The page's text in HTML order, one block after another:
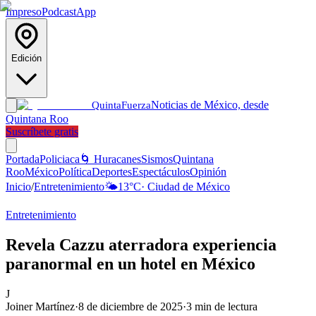
ImpresoPodcastApp
Edición
QuintaFuerzaNoticias de México, desde
Quintana Roo
Suscríbete gratis
PortadaPoliciaca 🌀 HuracanesSismosQuintana
RooMéxicoPolíticaDeportesEspectáculosOpinión
Inicio/Entretenimiento🌤️13°C· Ciudad de México
Entretenimiento
Revela Cazzu aterradora experiencia
paranormal en un hotel en México
J
Joiner Martínez·8 de diciembre de 2025·3 min de lectura